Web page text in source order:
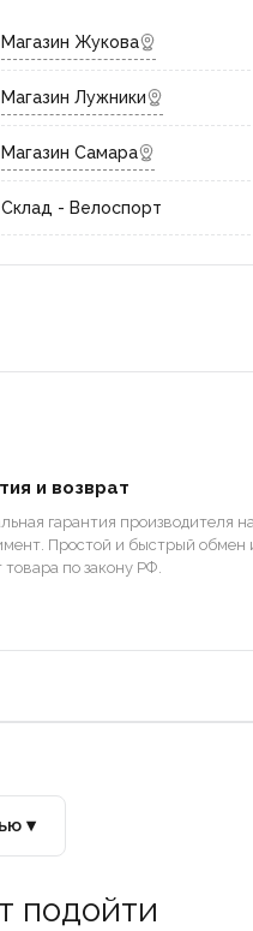
Магазин Жукова
Магазин Лужники
Магазин Самара
Склад - Велоспорт
и возврат
гарантия производителя
Простой и быстрый обмен
товара по закону РФ.
▾
подойти